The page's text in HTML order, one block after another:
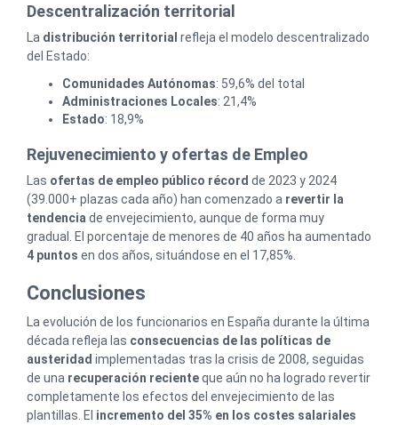
Descentralización territorial
La distribución territorial refleja el modelo descentralizado
del Estado:
Comunidades Autónomas: 59,6% del total
Administraciones Locales: 21,4%
Estado: 18,9%
Rejuvenecimiento y ofertas de Empleo
Las ofertas de empleo público récord de 2023 y 2024
(39.000+ plazas cada año) han comenzado a revertir la
tendencia de envejecimiento, aunque de forma muy
gradual. El porcentaje de menores de 40 años ha aumentado
4 puntos en dos años, situándose en el 17,85%.
Conclusiones
La evolución de los funcionarios en España durante la última
década refleja las consecuencias de las políticas de
austeridad implementadas tras la crisis de 2008, seguidas
de una recuperación recienteque aún no ha logrado revertir
completamente los efectos del envejecimiento de las
plantillas. El incremento del 35% en los costes salariales